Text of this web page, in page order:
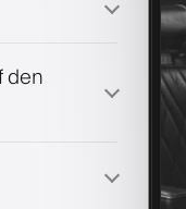
den